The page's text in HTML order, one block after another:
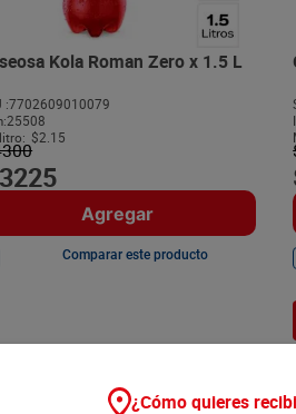
Kola Roman Zero x 1.5 L
:7702609010079
:25508
$2.15
3225
Agregar
Comparar este producto
¿Cómo quieres